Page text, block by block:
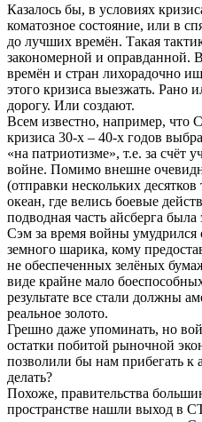
Казалось бы, в условиях
коматозное состояние, или в
до лучших времён. Такая
закономерной и оправданной.
времён и стран лихорадочно
этого кризиса выезжать. Рано
дорогу. Или создают.
Всем известно, например, что
кризиса 30-х – 40-х годов
«на патриотизме», т.е. за счёт
войне. Помимо внешне
(отправки нескольких
океан, где велись боевые
подводная часть айсберга
Сэм за время войны умудрился
земного шарика, кому
не обеспеченных зелёных
виде крайне мало
результате все стали должны
реальное золото.
Грешно даже упоминать, но
остатки побитой рыночной
позволили бы нам прибегать
делать?
Похоже, правительства
пространстве нашли выход